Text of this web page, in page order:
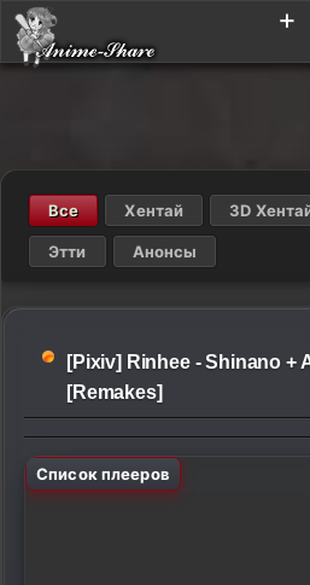
+
Все Хентай 3D
Этти Анонсы
[Pixiv] Rinhee - Shinano +
[Remakes]
Список плееров